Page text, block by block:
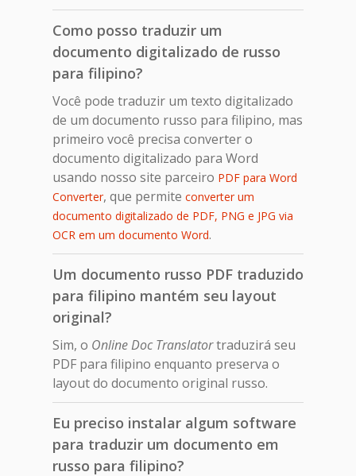
Como posso traduzir um
documento digitalizado de russo
para filipino?
Você pode traduzir um texto digitalizado
de um documento russo para filipino, mas
primeiro você precisa converter o
documento digitalizado para Word
usando nosso site parceiro PDF para Word
Converter, que permite converter um
documento digitalizado de PDF, PNG e JPG via
OCR em um documento Word.
Um documento russo PDF traduzido
para filipino mantém seu layout
original?
Sim, o Online Doc Translatortraduzirá seu
PDF para filipino enquanto preserva o
layout do documento original russo.
Eu preciso instalar algum software
para traduzir um documento em
russo para filipino?